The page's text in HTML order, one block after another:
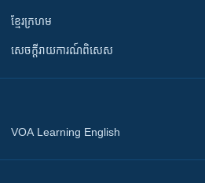
ខ្មែរក្រហម
សេចក្តីរាយការណ៍ពិសេស
VOA Learning English